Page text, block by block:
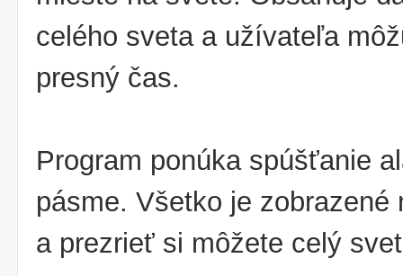
celého sveta a užívateľa
presný čas.
Program ponúka spúšťanie
pásme. Všetko je
a prezrieť si môžete celý